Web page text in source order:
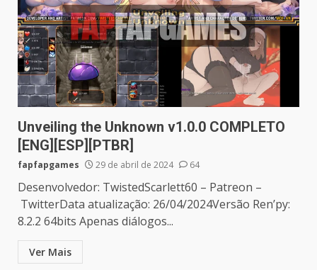
Unveiling the Unknown v1.0.0 COMPLETO
[ENG][ESP][PTBR]
fapfapgames 29 de abril de 2024 64
Desenvolvedor: TwistedScarlett60 – Patreon –
TwitterData atualização: 26/04/2024Versão Ren’py:
8.2.2 64bits Apenas diálogos...
Ver Mais